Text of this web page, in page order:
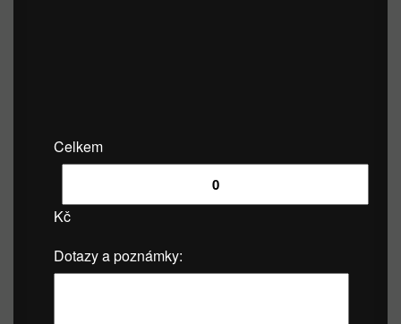
Celkem
Kč
Dotazy a poznámky: